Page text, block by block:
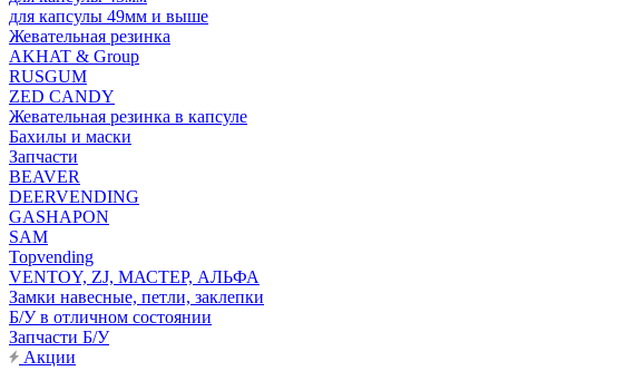
для капсулы 49мм и выше
Жевательная резинка
AKHAT & Group
RUSGUM
ZED CANDY
Жевательная резинка в капсуле
Бахилы и маски
Запчасти
BEAVER
DEERVENDING
GASHAPON
SAM
Topvending
VENTOY, ZJ, МАСТЕР, АЛЬФА
Замки навесные, петли, заклепки
Б/У в отличном состоянии
Запчасти Б/У
Акции